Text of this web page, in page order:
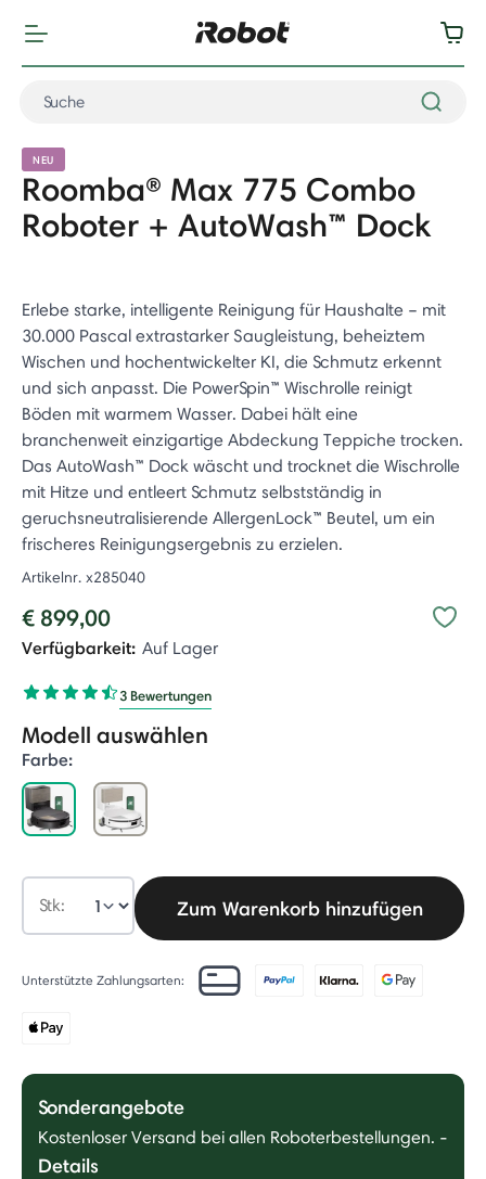
NEU
Roomba® Max 775 Combo
Roboter + AutoWash™ Dock
Erlebe starke, intelligente Reinigung für Haushalte – mit
30.000 Pascal extrastarker Saugleistung, beheiztem
Wischen und hochentwickelter KI, die Schmutz erkennt
und sich anpasst. Die PowerSpin™ Wischrolle reinigt
Böden mit warmem Wasser. Dabei hält eine
branchenweit einzigartige Abdeckung Teppiche trocken.
Das AutoWash™ Dock wäscht und trocknet die Wischrolle
mit Hitze und entleert Schmutz selbstständig in
geruchsneutralisierende AllergenLock™ Beutel, um ein
frischeres Reinigungsergebnis zu erzielen.
Artikelnr. x285040
€ 899,00
Verfügbarkeit: Auf Lager
3 Bewertungen
Modell auswählen
Farbe:
Stk: Zum Warenkorb hinzufügen
Unterstützte Zahlungsarten:
Sonderangebote
Kostenloser Versand bei allen Roboterbestellungen. -
Details